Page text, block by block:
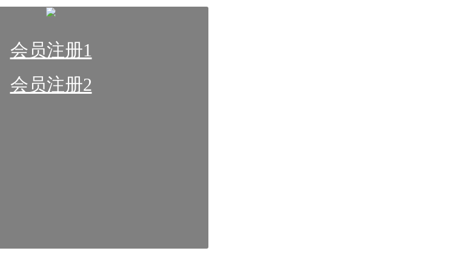
会员注册1
会员注册2